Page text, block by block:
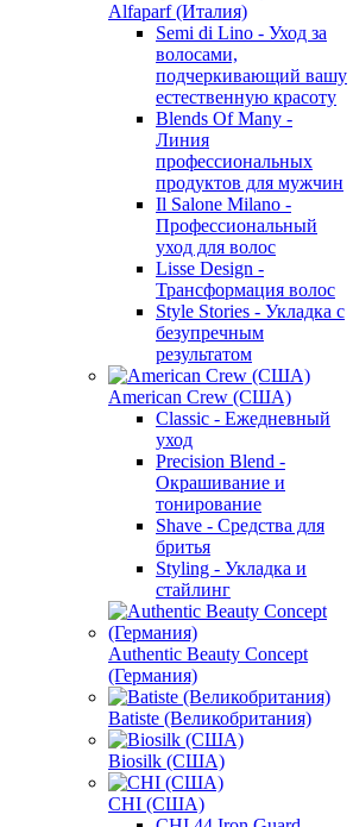
Alfaparf (Италия)
Semi di Lino - Уход за
волосами,
подчеркивающий вашу
естественную красоту
Blends Of Many -
Линия
профессиональных
продуктов для мужчин
Il Salone Milano -
Профессиональный
уход для волос
Lisse Design -
Трансформация волос
Style Stories - Укладка с
безупречным
результатом
American Crew (США)
Classic - Ежедневный
уход
Precision Blend -
Окрашивание и
тонирование
Shave - Средства для
бритья
Styling - Укладка и
стайлинг
Authentic Beauty Concept
(Германия)
Batiste (Великобритания)
Biosilk (США)
CHI (США)